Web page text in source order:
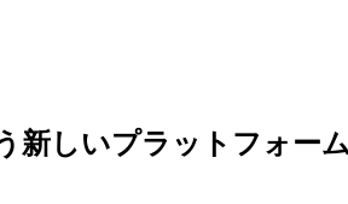
新しいプラットフォー